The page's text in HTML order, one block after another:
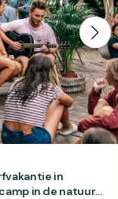
in
in de natuur